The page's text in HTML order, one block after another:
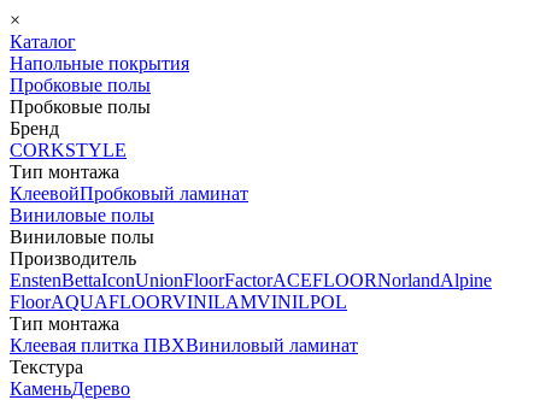
×
Каталог
Напольные покрытия
Пробковые полы
Пробковые полы
Бренд
CORKSTYLE
Тип монтажа
КлеевойПробковый ламинат
Виниловые полы
Виниловые полы
Производитель
EnstenBettaIconUnionFloorFactorACEFLOORNorlandAlpine
FloorAQUAFLOORVINILAMVINILPOL
Тип монтажа
Клеевая плитка ПВХВиниловый ламинат
Текстура
КаменьДерево